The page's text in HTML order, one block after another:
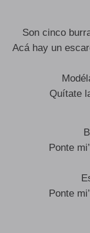
Son cinco
Acá hay un
Quítate
Ponte
Ponte